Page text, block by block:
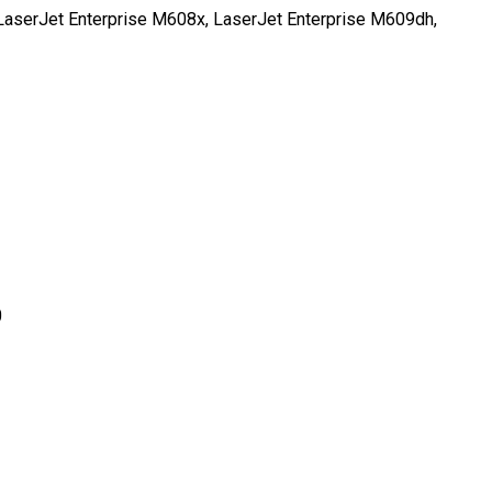
Enterprise M608x, LaserJet Enterprise M609dh,